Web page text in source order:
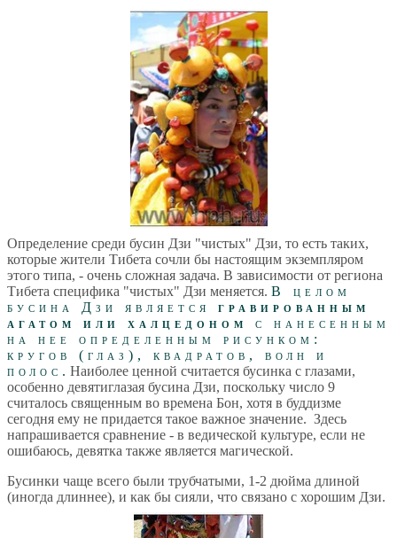
Определение среди бусин Дзи "чистых" Дзи, то есть таких,
которые жители Тибета сочли бы настоящим экземпляром
этого типа, - очень сложная задача. В зависимости от региона
Тибета специфика "чистых" Дзи меняется. В целом
бусина Дзи является гравированным
агатом или халцедоном
с нанесенным
на нее определенным рисунком:
кругов (глаз), квадратов, волн и
полос. Наиболее ценной считается бусинка с глазами,
особенно девятиглазая бусина Дзи, поскольку число 9
считалось священным во времена Бон, хотя в буддизме
сегодня ему не придается такое важное значение. Здесь
напрашивается сравнение - в ведической культуре, если не
ошибаюсь, девятка также является магической.
Бусинки чаще всего были трубчатыми, 1-2 дюйма длиной
(иногда длиннее), и как бы сияли, что связано с хорошим Дзи.